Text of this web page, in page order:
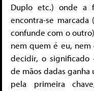
Duplo etc.) onde
encontra-se
confunde com o
nem quem é eu, nem
decidir, o significado
de mãos dadas
pela primeira